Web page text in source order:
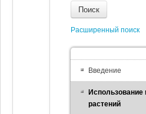
Поиск
Расширенный поиск
Введение
Использование
растений